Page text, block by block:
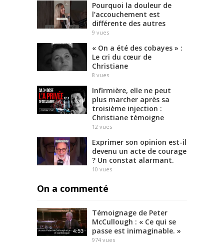
Pourquoi la douleur de
l’accouchement est
différente des autres
9 vues
« On a été des cobayes » :
Le cri du cœur de
Christiane
8 vues
Infirmière, elle ne peut
plus marcher après sa
troisième injection :
Christiane témoigne
12 vues
Exprimer son opinion est-il
devenu un acte de courage
? Un constat alarmant.
10 vues
On a commenté
4:53
Témoignage de Peter
McCullough : « Ce qui se
passe est inimaginable. »
974 vues